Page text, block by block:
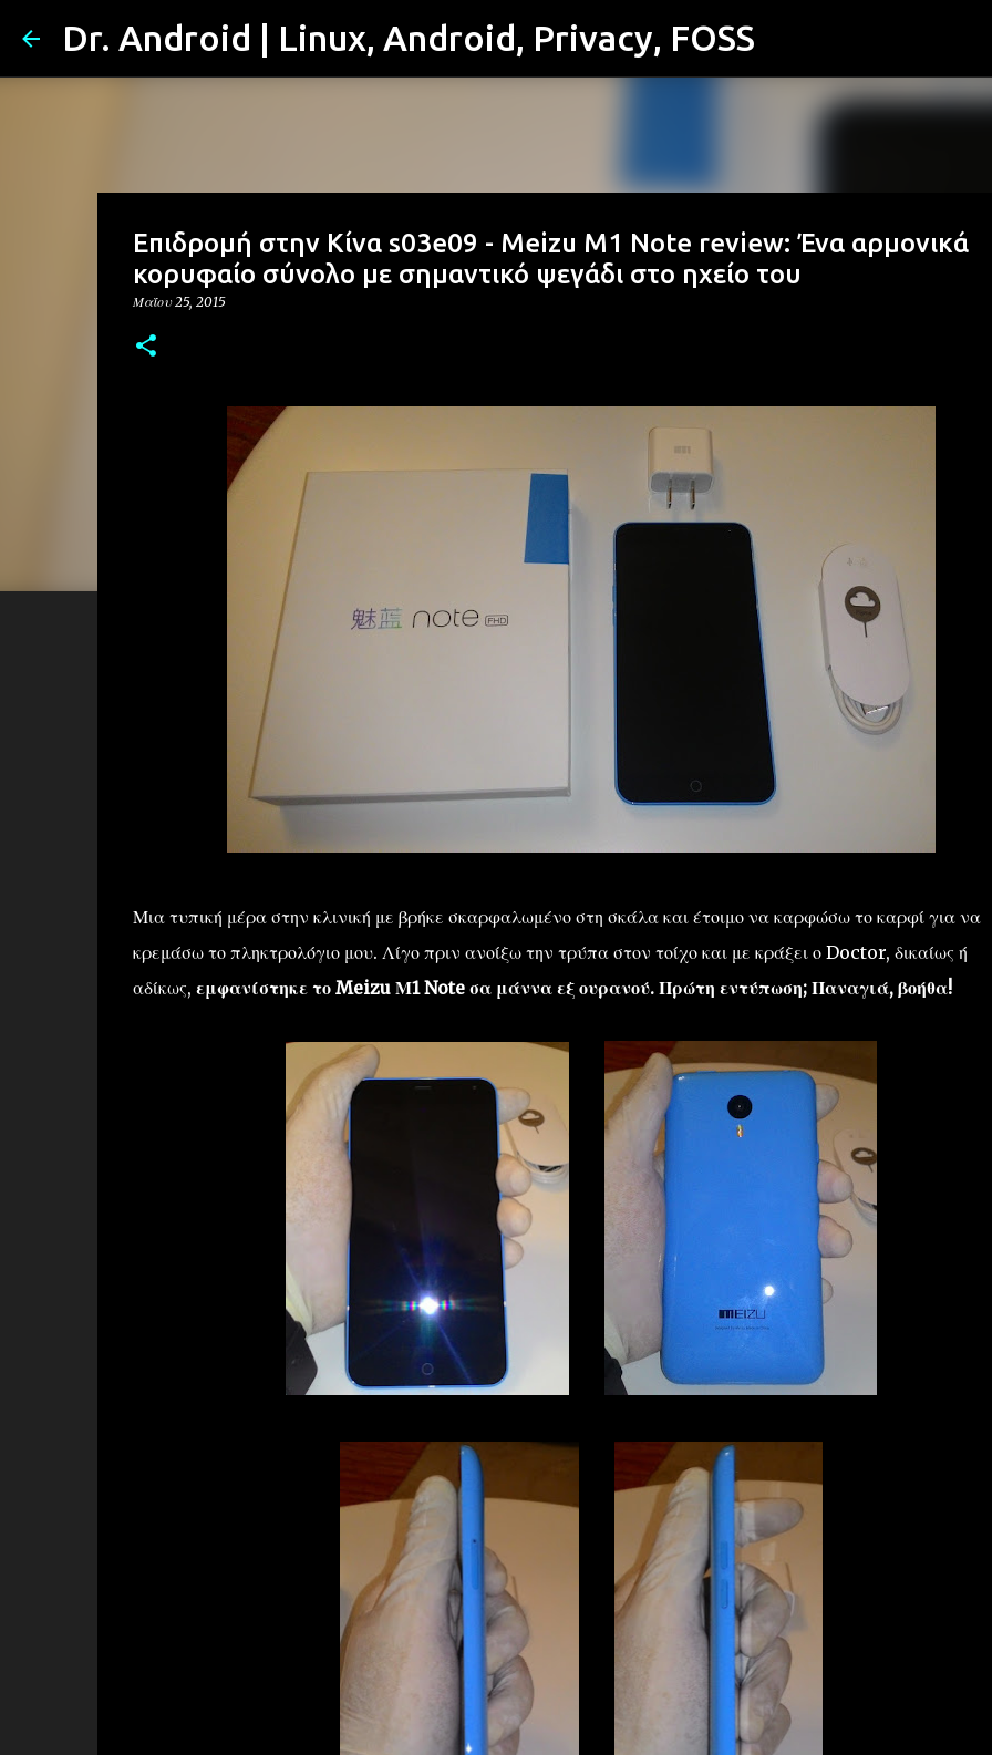
Μετάβαση στο κύριο περιεχόμενο
Dr. Android | Linux, Android, Privacy, FOSS
Επιδρομή στην Κίνα s03e09 - Meizu M1 Note review: Ένα αρμονικά
κορυφαίο σύνολο με σημαντικό ψεγάδι στο ηχείο του
Μαΐου 25, 2015
Μια τυπική μέρα στην κλινική με βρήκε σκαρφαλωμένο στη σκάλα και έτοιμο να καρφώσω το καρφί για να
κρεμάσω το πληκτρολόγιο μου. Λίγο πριν ανοίξω την τρύπα στον τοίχο και με κράξει ο Doctor, δικαίως ή
αδίκως, εμφανίστηκε το Meizu Μ1 Note σα μάννα εξ ουρανού. Πρώτη εντύπωση; Παναγιά, βοήθα!